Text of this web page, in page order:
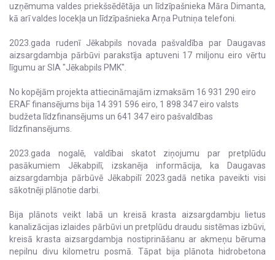
uzņēmuma valdes priekšsēdētāja un līdzīpašnieka Māra Dimanta,
kā arī valdes locekļa un līdzīpašnieka Arņa Putniņa telefoni.
2023.gada rudenī Jēkabpils novada pašvaldība par Daugavas
aizsargdambja pārbūvi parakstīja aptuveni 17 miljonu eiro vērtu
līgumu ar SIA "Jēkabpils PMK".
No kopējām projekta attiecināmajām izmaksām 16 931 290 eiro
ERAF finansējums bija 14 391 596 eiro, 1 898 347 eiro valsts
budžeta līdzfinansējums un 641 347 eiro pašvaldības
līdzfinansējums.
2023.gada nogalē, valdībai skatot ziņojumu par pretplūdu
pasākumiem Jēkabpilī, izskanēja informācija, ka Daugavas
aizsargdambja pārbūvē Jēkabpilī 2023.gadā netika paveikti visi
sākotnēji plānotie darbi.
Bija plānots veikt labā un kreisā krasta aizsargdambju lietus
kanalizācijas izlaides pārbūvi un pretplūdu draudu sistēmas izbūvi,
kreisā krasta aizsargdambja nostiprināšanu ar akmeņu bēruma
nepilnu divu kilometru posmā. Tāpat bija plānota hidrobetona